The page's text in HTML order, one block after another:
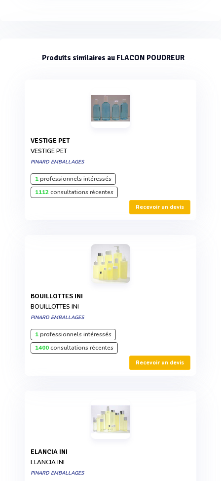
Produits similaires au FLACON POUDREUR
VESTIGE PET
VESTIGE PET
PINARD EMBALLAGES
1professionnels intéressés
1112consultations récentes
Recevoir un devis
BOUILLOTTES INI
BOUILLOTTES INI
PINARD EMBALLAGES
1professionnels intéressés
1400consultations récentes
Recevoir un devis
ELANCIA INI
ELANCIA INI
PINARD EMBALLAGES